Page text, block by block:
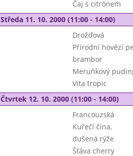
Čaj s citrónem
Středa 11. 10. 2000 (11:00 - 14:00)
Drožďová
Přírodní hovězí
brambor
Meruňkový
Vita tropic
Čtvrtek 12. 10. 2000 (11:00 - 14:00)
Francouzská
Kuřečí čína,
dušená rýže
Šťáva cherry